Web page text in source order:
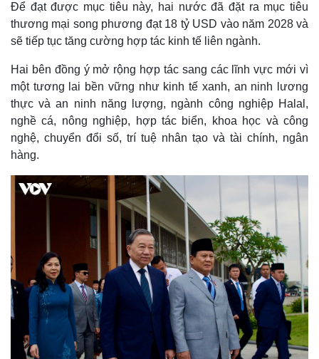
Kinh tế
Bất động sản
Khởi nghiệp
Thị trường
Giá vàng
Tiêu dùng
Tỷ giá
Chứng khoán
Giá cà phê
Để đạt được mục tiêu này, hai nước đã đặt ra mục tiêu
thương mại song phương đạt 18 tỷ USD vào năm 2028 và
sẽ tiếp tục tăng cường hợp tác kinh tế liên ngành.
Hai bên đồng ý mở rộng hợp tác sang các lĩnh vực mới vì
một tương lai bền vững như kinh tế xanh, an ninh lương
thực và an ninh năng lượng, ngành công nghiệp Halal,
nghề cá, nông nghiệp, hợp tác biển, khoa học và công
nghệ, chuyển đổi số, trí tuệ nhân tạo và tài chính, ngân
hàng.